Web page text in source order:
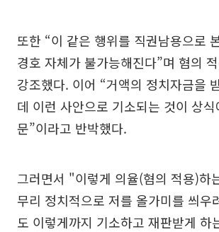
또한 “이 같은 행위를 직권남용으로
경호 자체가 불가능해진다”며 혐의
강조했다. 이어 “거액의 정치자금을
데 이런 사안으로 기소되는 것이 상식
문”이라고 반박했다.
그러면서 "이렇게 의율(혐의 적용)하
무리 정치적으로 저를 올가미를 씌우
도 이렇게까지 기소하고 재판받게 하